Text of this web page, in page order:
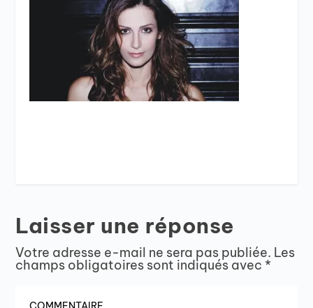
Laisser une réponse
Votre adresse e-mail ne sera pas publiée. Les
champs obligatoires sont indiqués avec *